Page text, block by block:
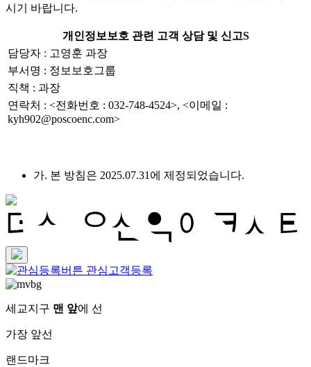
시기 바랍니다.
개인정보보호 관련 고객 상담 및 신고S
담당자 : 고영훈 과장
부서명 : 정보보호그룹
직책 : 과장
연락처 : <전화번호 : 032-748-4524>, <이메일 :
kyh902@poscoenc.com>
가. 본 방침은 2025.07.31에 제정되었습니다.
관심고객등록
세교지구 맨 앞에 선
가장 앞선
랜드마크